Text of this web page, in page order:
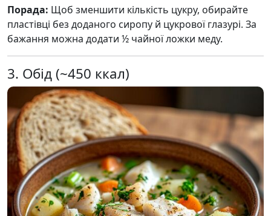
Порада: Щоб зменшити кількість цукру, обирайте
пластівці без доданого сиропу й цукрової глазурі. За
бажання можна додати ½ чайної ложки меду.
3. Обід (~450 ккал)